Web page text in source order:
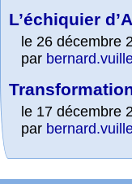
L’échiquier
le 26 décembre
par
le 17 décembre
par